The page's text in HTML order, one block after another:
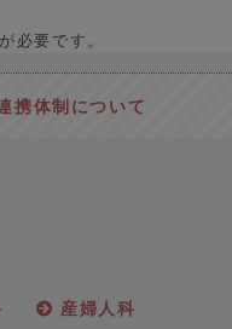
必要です。
携体制について
産婦人科